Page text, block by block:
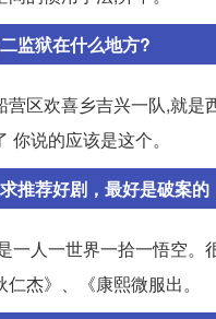
监狱在什么地方?
营区欢喜乡吉兴一队,就是
你说的应该是这个。
推荐好剧，最好是破案的
一人一世界一拾一悟空
杰》、《康熙微服出。